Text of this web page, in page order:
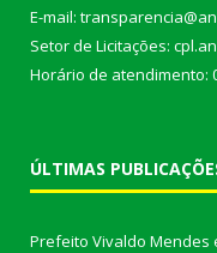
E-mail:
Setor de Licitações:
Horário de atendimento:
ÚLTIMAS
Prefeito Vivaldo Mendes